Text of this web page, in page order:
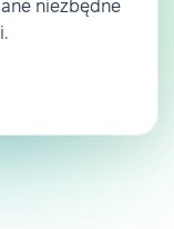
niezbędne